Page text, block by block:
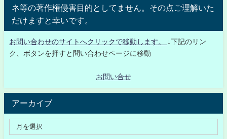
ネ等の著作権侵害目的としてません。その点ご理解いた
だけますと幸いです。
お問い合わせのサイトへクリックで移動します。
↓下記のリン
ク、ボタンを押すと問い合わせページに移動
お問い合せ
アーカイブ